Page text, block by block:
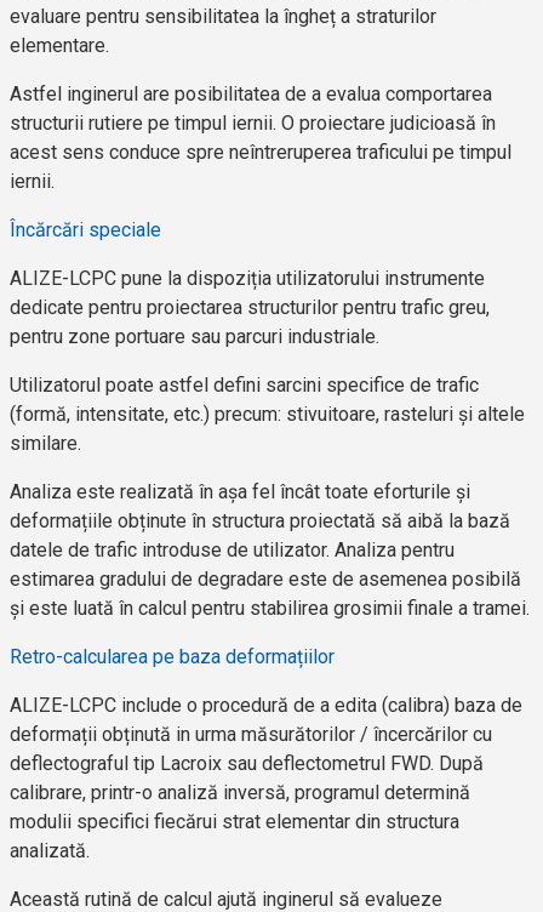
evaluare pentru sensibilitatea la îngheț a straturilor
elementare.
Astfel inginerul are posibilitatea de a evalua comportarea
structurii rutiere pe timpul iernii. O proiectare judicioasă în
acest sens conduce spre neîntreruperea traficului pe timpul
iernii.
Încărcări speciale
ALIZE-LCPC pune la dispoziția utilizatorului instrumente
dedicate pentru proiectarea structurilor pentru trafic greu,
pentru zone portuare sau parcuri industriale.
Utilizatorul poate astfel defini sarcini specifice de trafic
(formă, intensitate, etc.) precum: stivuitoare, rasteluri și altele
similare.
Analiza este realizată în așa fel încât toate eforturile și
deformațiile obținute în structura proiectată să aibă la bază
datele de trafic introduse de utilizator. Analiza pentru
estimarea gradului de degradare este de asemenea posibilă
și este luată în calcul pentru stabilirea grosimii finale a tramei.
Retro-calcularea pe baza deformațiilor
ALIZE-LCPC include o procedură de a edita (calibra) baza de
deformații obținută in urma măsurătorilor / încercărilor cu
deflectograful tip Lacroix sau deflectometrul FWD. După
calibrare, printr-o analiză inversă, programul determină
modulii specifici fiecărui strat elementar din structura
analizată.
Această rutină de calcul ajută inginerul să evalueze